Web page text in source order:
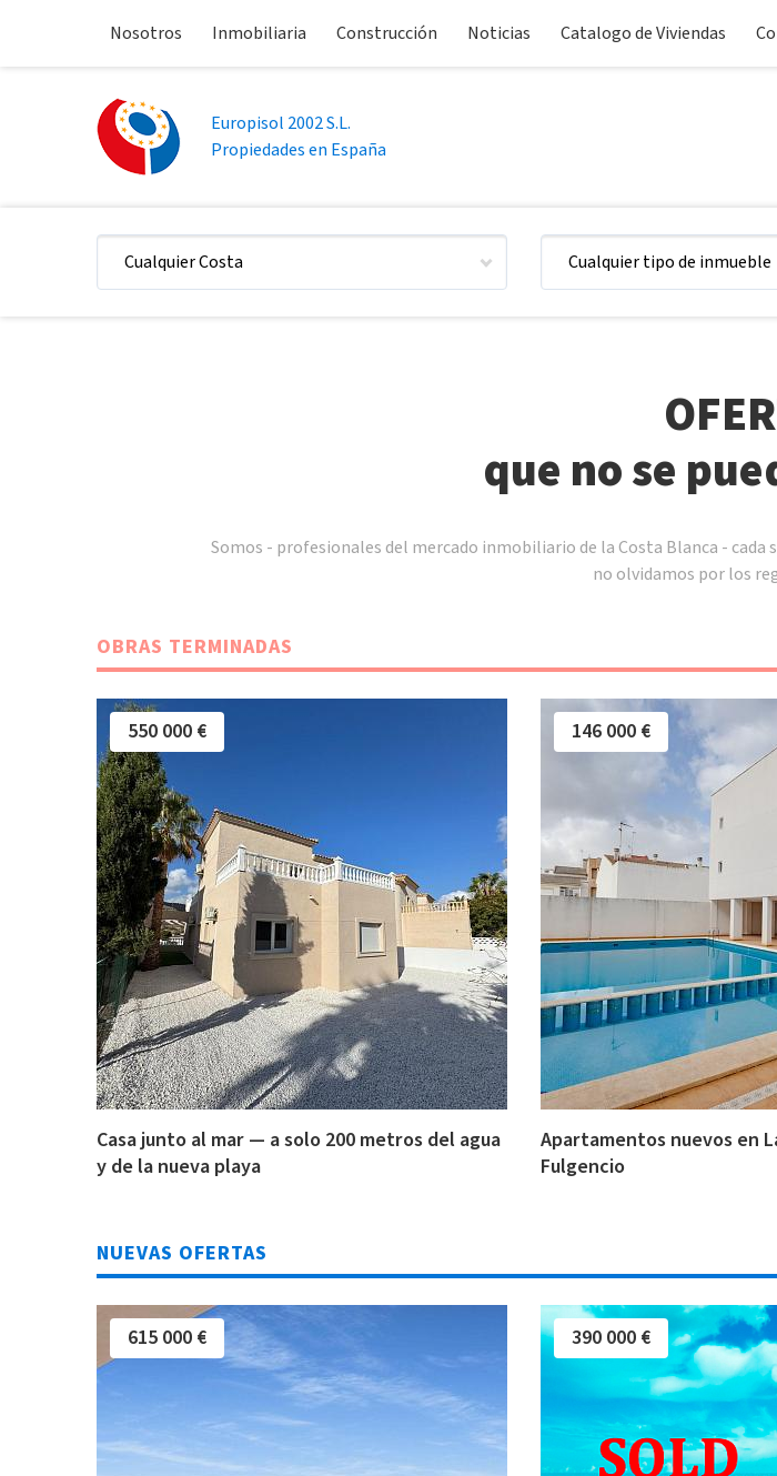
Nosotros Inmobiliaria Construcción Noticias Catalogo de Viviendas
Europisol 2002 S.L.
Propiedades en España
Cualquier Costa Cualquier tipo de inmueble
que no se
Somos - profesionales del mercado inmobiliario de la Costa Blanca -
no olvidamos por los
OBRAS TERMINADAS
Casa junto al mar — a solo 200 metros del agua
y de la nueva playa
550 000 €
Apartamentos nuevos en
Fulgencio
146 000 €
NUEVAS OFERTAS
615 000 € 390 000 €